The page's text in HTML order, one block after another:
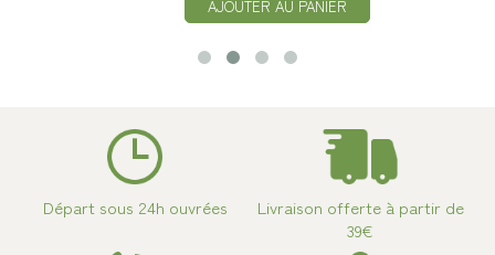
Départ sous 24h ouvrées
Livraison offerte à partir de
39€